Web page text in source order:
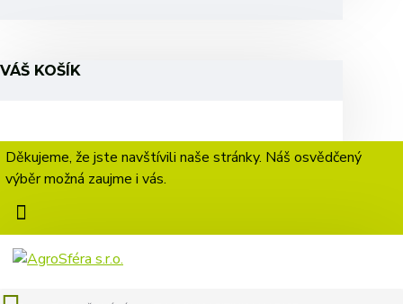
VÁŠ KOŠÍK
Děkujeme, že jste navštívili naše stránky. Náš osvědčený
výběr možná zaujme i vás.